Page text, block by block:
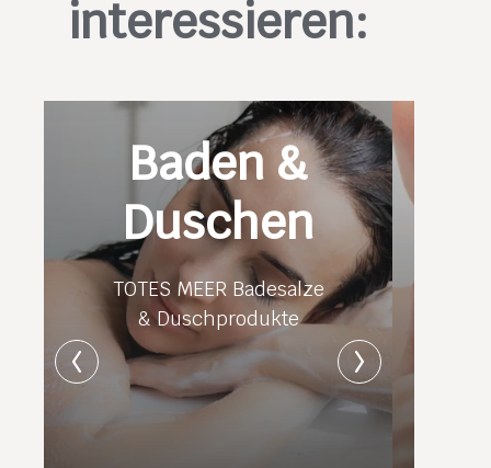
interessieren:
Baden &
Duschen
TOTES MEER Badesalze
& Duschprodukte